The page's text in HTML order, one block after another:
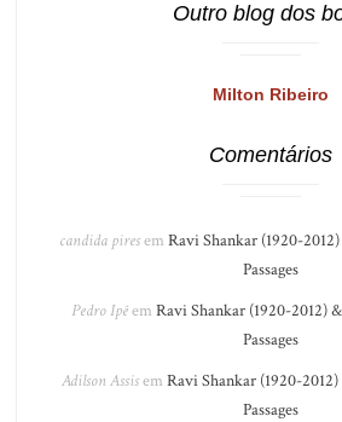
Outro blog dos
Milton Ribeiro
Comentários
candida piresem Ravi Shankar (1920-
Passages
Pedro Ipêem Ravi Shankar (1920-2012)
Passages
Adilson Assisem Ravi Shankar (1920-
Passages